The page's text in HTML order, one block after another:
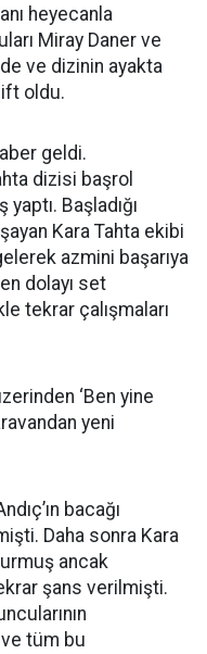
heyecanla
Miray Daner ve
ve dizinin ayakta
oldu.
geldi.
dizisi başrol
Başladığı
Kara Tahta ekibi
azmini başarıya
dolayı set
tekrar çalışmaları
‘Ben yine
yeni
bacağı
Daha sonra Kara
ancak
şans verilmişti.
tüm bu